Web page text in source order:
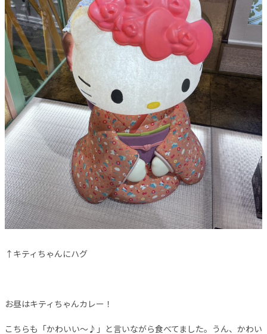
↑キティちゃんにハグ
お昼はキティちゃんカレー！
こちらも「かわいい～♪」と言いながら食べてました。うん、かわい